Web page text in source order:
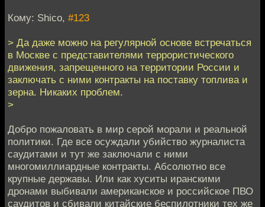
Кому: Shico, #123
> Да даже можно на регулярной основе встречаться
в Москве с представителями террористического
движения, запрещенного на территории России и
заключать с ними контракты на поставку топлива и
зерна. Никаких проблем.
>
Добро пожаловать в мир серой морали и реальной
политики. Где все осуждали убийство журналиста
саудитами и тут же заключали с ними
многомиллиардные контракты. Абсолютно все
крупные державы. Или как хуситы иранскими
дронами выбивали американское и российское ПВО
саудитов и сбивали китайские беспилотники тех же